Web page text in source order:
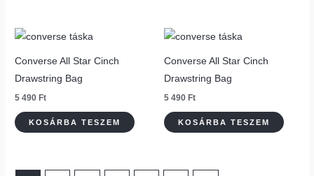
Converse All Star Cinch
Drawstring Bag
5 490 Ft
KOSÁRBA TESZEM
Converse All Star Cinch
Drawstring Bag
5 490 Ft
KOSÁRBA TESZEM